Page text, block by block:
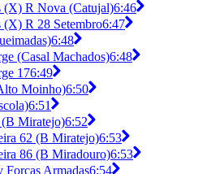
(X) R Nova (Catujal)6:46
(X) R 28 Setembro6:47
6:48
(Casal Machados)6:48
176:49
Moinho)6:50
6:51
Miratejo)6:52
62 (B Miratejo)6:53
86 (B Miradouro)6:53
Forças Armadas6:54